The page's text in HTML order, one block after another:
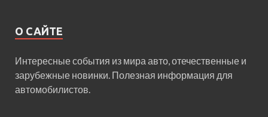
О САЙТЕ
Интересные события из мира авто, отечественные и
зарубежные новинки. Полезная информация для
автомобилистов.